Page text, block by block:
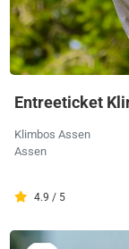
Entreeticket
Klimbos Assen
Assen
4.9 / 5